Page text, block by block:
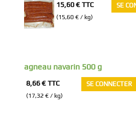
15,60 € TTC
(15,60 € / kg)
SE
agneau navarin 500 g
8,66 € TTC
(17,32 € / kg)
SE CONNECTER